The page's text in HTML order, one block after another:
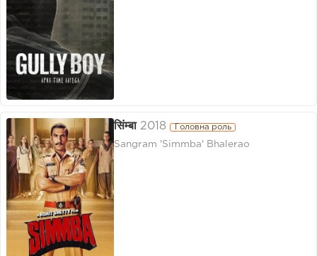
सिंम्बा 2018 Головна роль
Sangram 'Simmba' Bhalerao